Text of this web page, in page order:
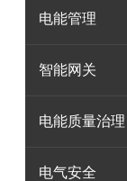
电能管理
智能网关
电能质量治理
电气安全